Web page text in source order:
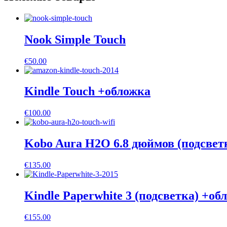
Nook Simple Touch
€50.00
Kindle Touch +обложка
€100.00
Kobo Aura H2O 6.8 дюймов
€135.00
Kindle Paperwhite 3 (подсветка)
€155.00